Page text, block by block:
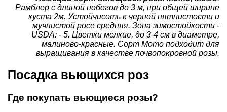
Рамблер с длиной побегов до 3 м, при общей ширине
куста 2м. Устойчисоть к черной пятнистости и
мучнистой росе средняя. Зона зимостойкости -
USDA: - 5. Цветки мелкие, до 3-4 см в диаметре,
малиново-красные. Сорт Momo подходит для
выращивания в качестве почвопокровной розы.
Посадка вьющихся роз
Где покупать вьющиеся розы?